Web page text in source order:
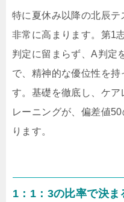
特に夏休み以降の北辰
非常に高まります。第1
判定に留まらず、A判定
で、精神的な優位性を持
す。基礎を徹底し、ケア
レーニングが、偏差値
ります。
1：1：3の比率で決ま